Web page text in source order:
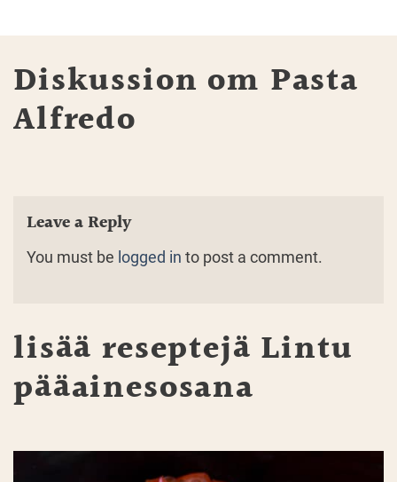
Diskussion om Pasta
Alfredo
Leave a Reply
You must be logged in to post a comment.
lisää reseptejä Lintu
pääainesosana